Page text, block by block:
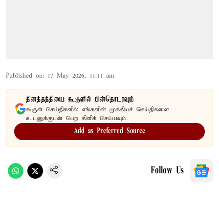
Published on: 17 May 2026, 11:11 am
தினத்தந்தியை கூகுளில் பின்தொடரவும்
கூகுள் செய்திகளில் எங்களின் முக்கியச் செய்திகளை
உடனுக்குடன் பெற கிளிக் செய்யவும்.
Add as Preferred Source
Follow Us